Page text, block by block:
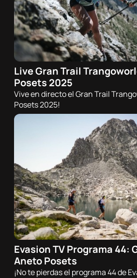
20/07/2025 - 07:45h
Trail
Live Gran Trail
Posets 2025
Vive en directo el Gran Trail
Posets 2025!
22/07/2025 - 21:00h
Trail
Evasion TV Programa 44:
Aneto Posets
¡No te pierdas el programa 44 de